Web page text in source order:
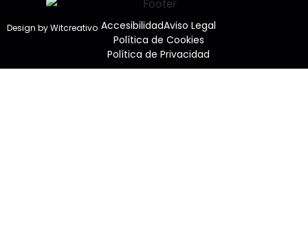
Design by Witcreativo AccesibilidadAviso Legal
Política de Cookies
Política de Privacidad